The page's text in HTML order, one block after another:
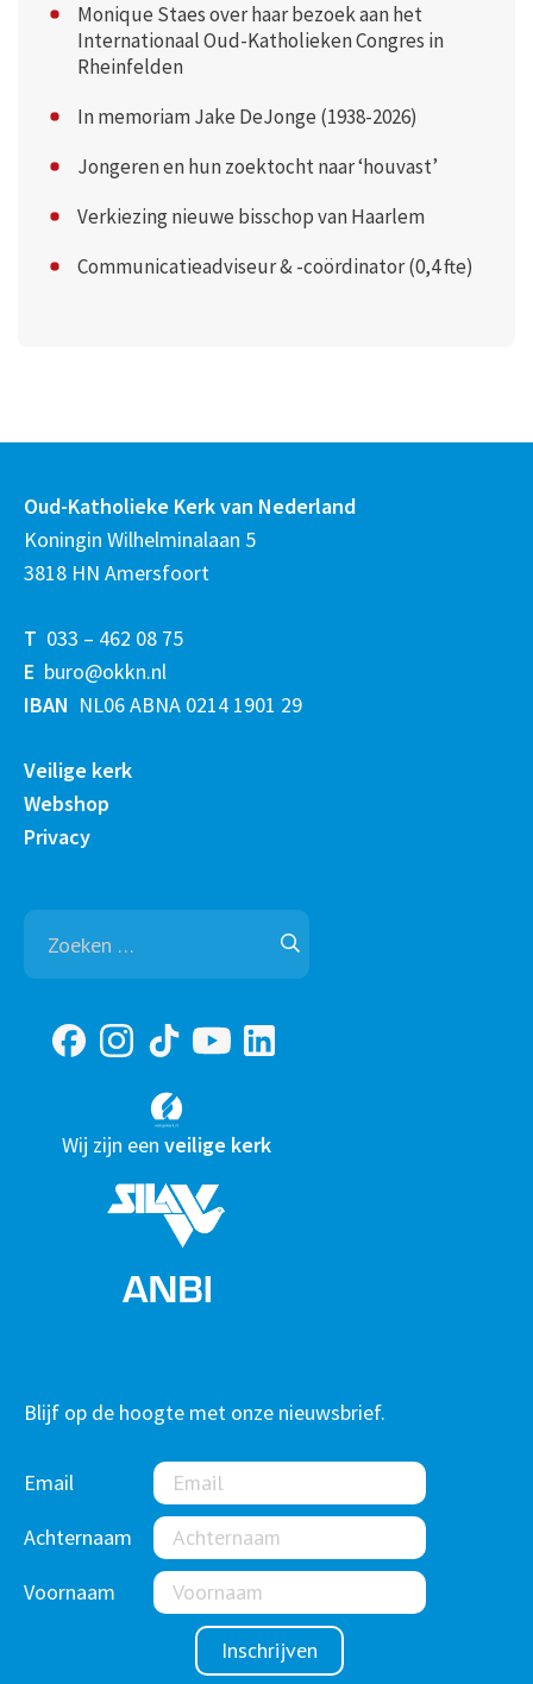
Monique Staes over haar bezoek aan het
Internationaal Oud-Katholieken Congres in
Rheinfelden
In memoriam Jake DeJonge (1938-2026)
Jongeren en hun zoektocht naar ‘houvast’
Verkiezing nieuwe bisschop van Haarlem
Communicatieadviseur & -coördinator (0,4 fte)
Oud-Katholieke Kerk van Nederland
Koningin Wilhelminalaan 5
3818 HN Amersfoort
T 033 – 462 08 75
E buro@okkn.nl
IBAN NL06 ABNA 0214 1901 29
Veilige kerk
Webshop
Privacy
Zoeken
naar:
Wij zijn een veilige kerk
Blijf op de hoogte met onze nieuwsbrief.
Email
Achternaam
Voornaam
Inschrijven